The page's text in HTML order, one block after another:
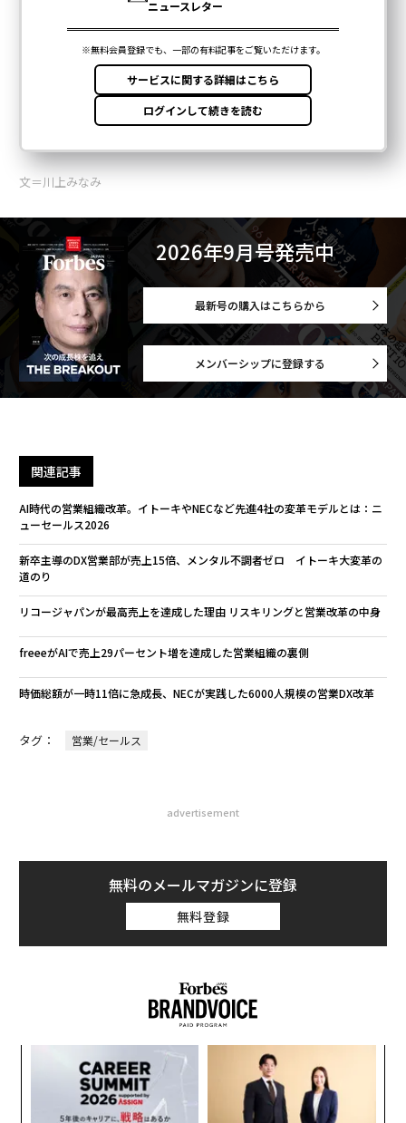
文＝川上みなみ
2026年9月号発売中
最新号の購入はこちらから
メンバーシップに登録する
関連記事
AI時代の営業組織改革。イトーキやNECなど先進4社の変革モデルとは：ニ
ューセールス2026
新卒主導のDX営業部が売上15倍、メンタル不調者ゼロ イトーキ大変革の
道のり
リコージャパンが最高売上を達成した理由 リスキリングと営業改革の中身
freeeがAIで売上29パーセント増を達成した営業組織の裏側
時価総額が一時11倍に急成長、NECが実践した6000人規模の営業DX改革
タグ： 営業/セールス
advertisement
無料のメールマガジンに登録
無料登録